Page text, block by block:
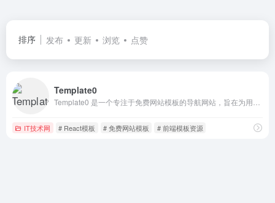
排序 发布 更新 浏览 点赞
Template0
IT技术网 # React模板 # 免费网站模板 # 前端模板资源